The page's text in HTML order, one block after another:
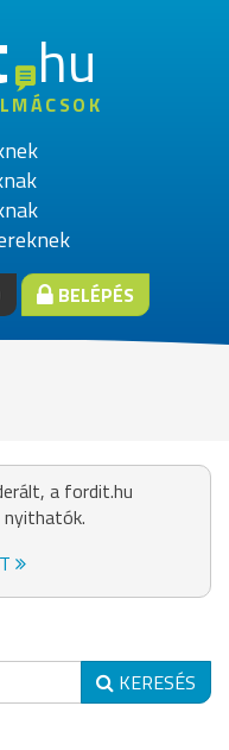
hu
BELÉPÉS
a fordit.hu
nyithatók.
KERESÉS